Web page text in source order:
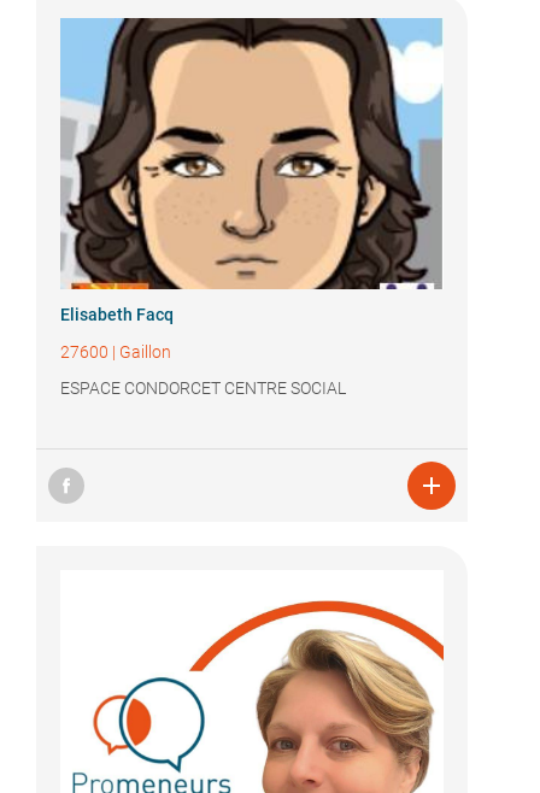
Elisabeth Facq
27600 | Gaillon
ESPACE CONDORCET CENTRE SOCIAL
